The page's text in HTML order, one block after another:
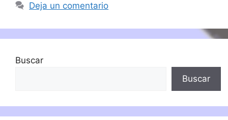
Deja un comentario
Buscar
Buscar